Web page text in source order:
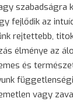
szabadságra
fejlődik az
rejtettebb,
élménye az
és
vagy